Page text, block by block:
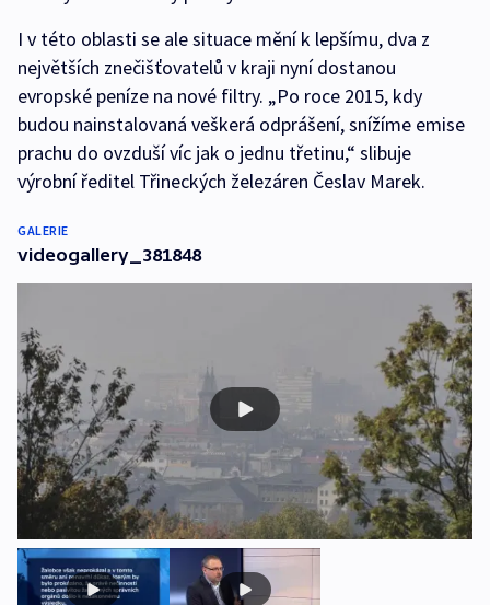
I v této oblasti se ale situace mění k lepšímu, dva z
největších znečišťovatelů v kraji nyní dostanou
evropské peníze na nové filtry. „Po roce 2015, kdy
budou nainstalovaná veškerá odprášení, snížíme emise
prachu do ovzduší víc jak o jednu třetinu,“ slibuje
výrobní ředitel Třineckých železáren Česlav Marek.
GALERIE
videogallery_381848